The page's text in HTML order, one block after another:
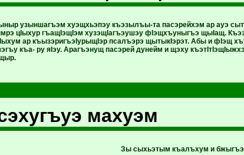
узыншагъэм хуэщхьэпэу къэзылъы-та пасэрейхэм ар ауэ
цIыхур гъащIэщIэм хузэщIагъэушэу фIэщхъуныгъэ щыIащ.
ар къызэригъэIурыщIэр псалъэрэ щытыкIэрэт. Абы и фIэщ
къа- ру яIэу. Арагъэнущ пасэрей дунейм и щэху
махуэм
Зы сыхьэтым къалъхум и